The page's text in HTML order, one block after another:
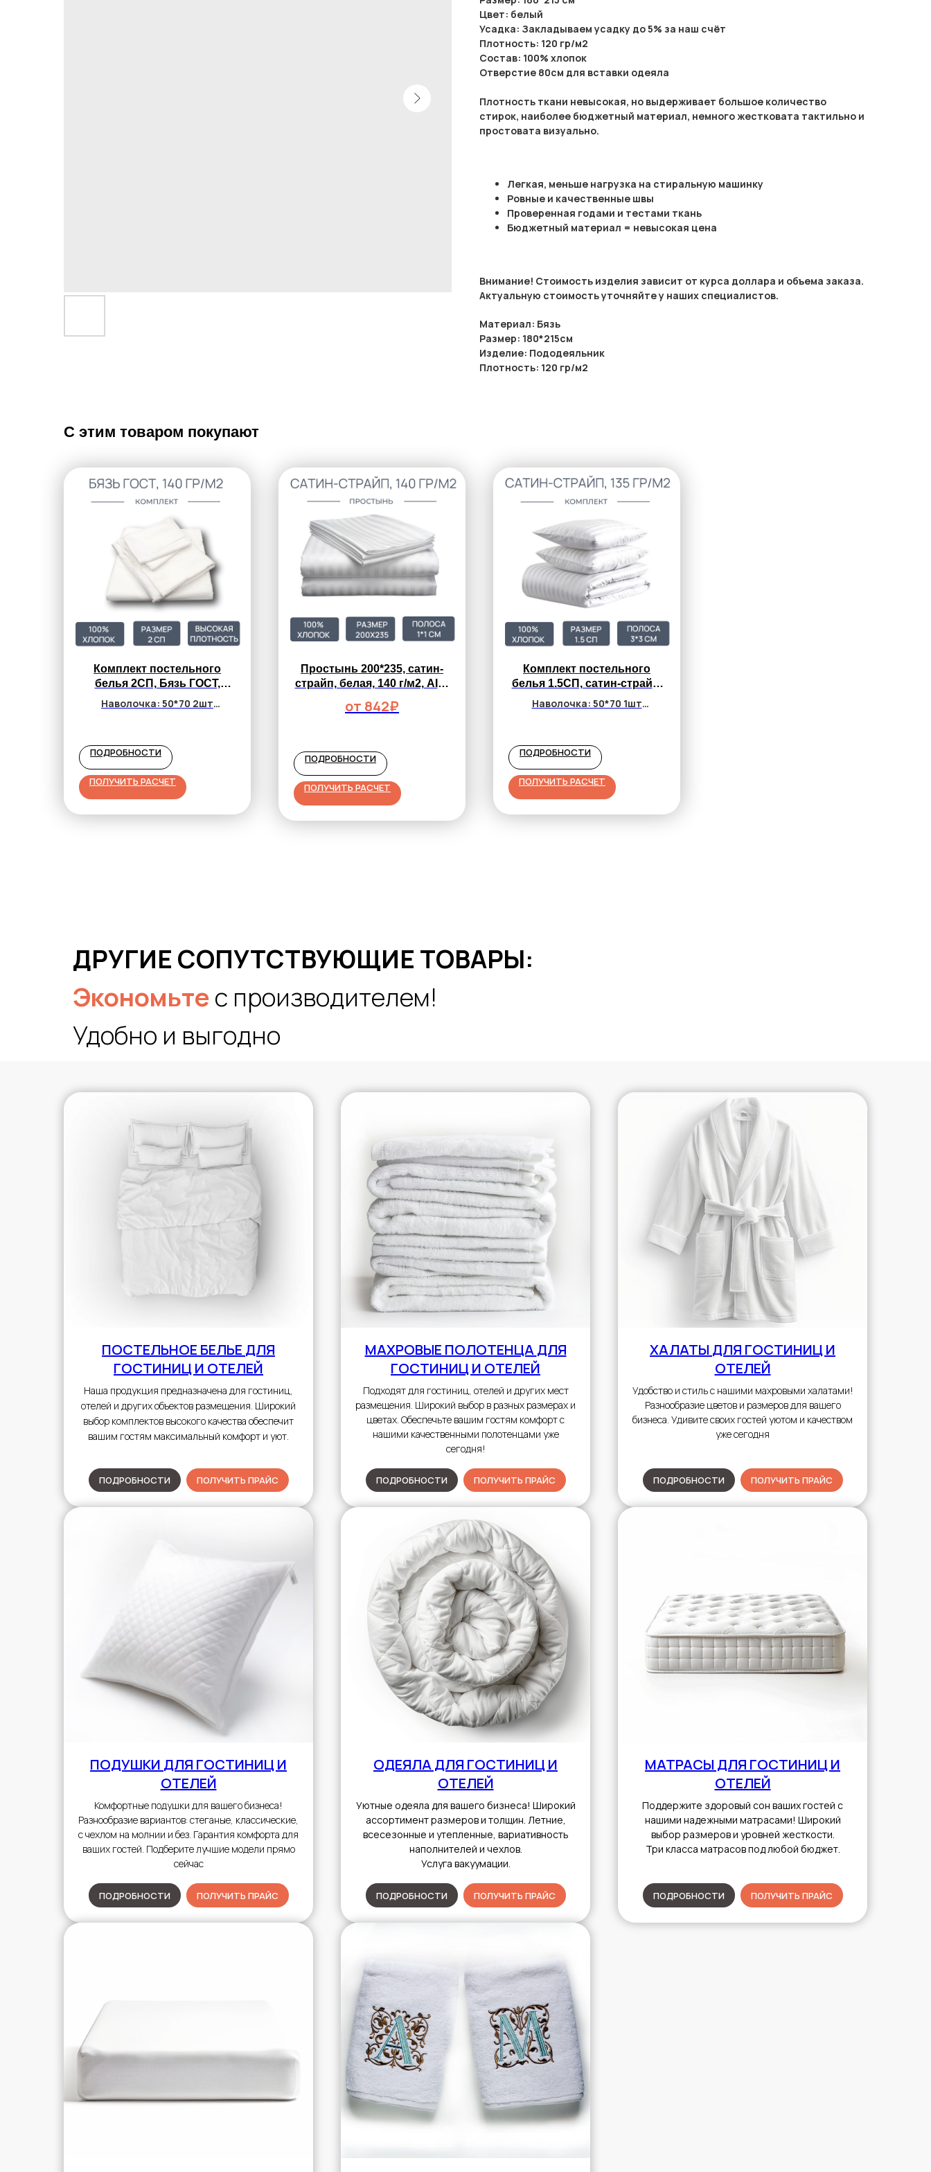
Цвет: белый
Усадка: Закладываем усадку до 5% за наш счёт
Плотность: 120 гр/м2
Состав: 100% хлопок
Отверстие 80см для вставки одеяла
Плотность ткани невысокая, но выдерживает большое количество
стирок, наиболее бюджетный материал, немного жестковата тактильно и
простовата визуально.
Легкая, меньше нагрузка на стиральную машинку
Ровные и качественные швы
Проверенная годами и тестами ткань
Бюджетный материал = невысокая цена
Внимание! Стоимость изделия зависит от курса доллара и объема заказа.
Актуальную стоимость уточняйте у наших специалистов.
Материал: Бязь
Размер: 180*215см
Изделие: Пододеяльник
Плотность: 120 гр/м2
С этим товаром покупают
Комплект постельного
белья 2СП, Бязь ГОСТ,
белая, 140 г/м2
Наволочка: 50*70 2шт
от 1 463₽
ПОДРОБНОСТИ
ПОЛУЧИТЬ РАСЧЕТ
Простынь 200*235, сатин-
страйп, белая, 140 г/м2, AIR-
от 842₽
ПОДРОБНОСТИ
ПОЛУЧИТЬ РАСЧЕТ
Комплект постельного
белья 1.5СП, сатин-страйп,
белый, 135 г/м2, AIR-JET,
полоса 3*3 см
Наволочка: 50*70 1шт
от 2 102₽
ПОДРОБНОСТИ
ПОЛУЧИТЬ РАСЧЕТ
ДРУГИЕ СОПУТСТВУЮЩИЕ ТОВАРЫ:
Экономьтес производителем!
Удобно и выгодно
ПОСТЕЛЬНОЕ БЕЛЬЕ ДЛЯ
ГОСТИНИЦ И ОТЕЛЕЙ
Наша продукция предназначена для гостиниц,
отелей и других объектов размещения. Широкий
выбор комплектов высокого качества обеспечит
вашим гостям максимальный комфорт и уют.
ПОДРОБНОСТИ ПОЛУЧИТЬ ПРАЙС
МАХРОВЫЕ ПОЛОТЕНЦАДЛЯ
ГОСТИНИЦ И ОТЕЛЕЙ
Подходят для гостиниц, отелей и других мест
размещения. Широкий выбор в разных размерах и
цветах. Обеспечьте вашим гостям комфорт с
нашими качественными полотенцами уже
сегодня!
ПОДРОБНОСТИ ПОЛУЧИТЬ ПРАЙС
ХАЛАТЫ ДЛЯ ГОСТИНИЦ И
ОТЕЛЕЙ
Удобство и стиль с нашими махровыми халатами!
Разнообразие цветов и размеров для вашего
бизнеса. Удивите своих гостей уютом и качеством
уже сегодня
ПОДРОБНОСТИ ПОЛУЧИТЬ ПРАЙС
ПОДУШКИ ДЛЯ ГОСТИНИЦ И
ОТЕЛЕЙ
Комфортные подушки для вашего бизнеса!
Разнообразие вариантов: стеганые, классические,
с чехлом на молнии и без. Гарантия комфорта для
ваших гостей. Подберите лучшие модели прямо
сейчас
ПОДРОБНОСТИ ПОЛУЧИТЬ ПРАЙС
ОДЕЯЛА ДЛЯ ГОСТИНИЦ И
ОТЕЛЕЙ
Уютные одеяла для вашего бизнеса! Широкий
ассортимент размеров и толщин. Летние,
всесезонные и утепленные, вариативность
наполнителей и чехлов.
Услуга вакуумации.
ПОДРОБНОСТИ ПОЛУЧИТЬ ПРАЙС
МАТРАСЫ ДЛЯ ГОСТИНИЦ И
ОТЕЛЕЙ
Поддержите здоровый сон ваших гостей с
нашими надежными матрасами! Широкий
выбор размеров и уровней жесткости.
Три класса матрасов под любой бюджет.
ПОДРОБНОСТИ ПОЛУЧИТЬ ПРАЙС